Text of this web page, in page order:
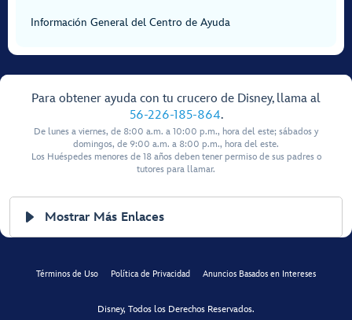
Información General del Centro de Ayuda
Para obtener ayuda con tu crucero de Disney, llama al
56-226-185-864.
De lunes a viernes, de 8:00 a.m. a 10:00 p.m., hora del este; sábados y
domingos, de 9:00 a.m. a 8:00 p.m., hora del este.
Los Huéspedes menores de 18 años deben tener permiso de sus padres o
tutores para llamar.
Mostrar Más Enlaces
Términos de Uso Política de Privacidad Anuncios Basados en Intereses
Disney, Todos los Derechos Reservados.